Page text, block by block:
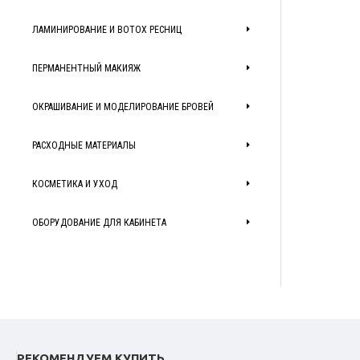
ЛАМИНИРОВАНИЕ И BOTOX РЕСНИЦ
ПЕРМАНЕНТНЫЙ МАКИЯЖ
ОКРАШИВАНИЕ И МОДЕЛИРОВАНИЕ БРОВЕЙ
РАСХОДНЫЕ МАТЕРИАЛЫ
КОСМЕТИКА И УХОД
ОБОРУДОВАНИЕ ДЛЯ КАБИНЕТА